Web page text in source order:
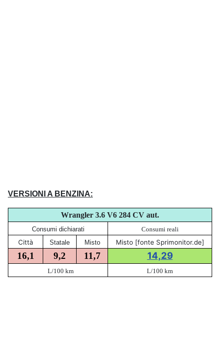
VERSIONI A BENZINA:
Wrangler 3.6 V6 284 CV aut.
Consumi dichiarati Consumi reali
Città Statale Misto Misto [fonte Sprimonitor.de]
16,1 9,2 11,7 14,29
L/100 km L/100 km